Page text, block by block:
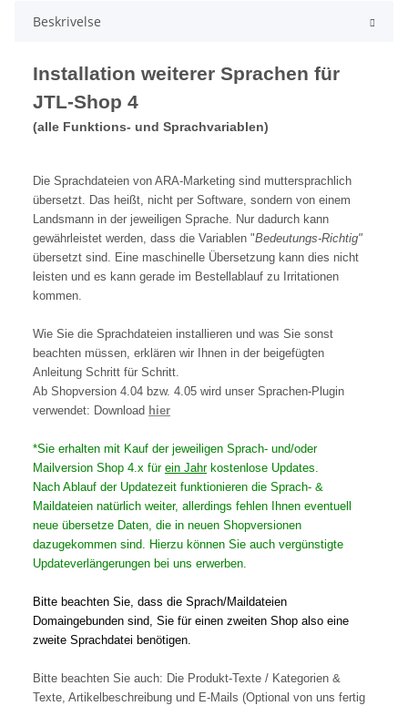
Beskrivelse
Installation weiterer Sprachen für
JTL-Shop 4
(alle Funktions- und Sprachvariablen)
Die Sprachdateien von ARA-Marketing sind muttersprachlich
übersetzt. Das heißt, nicht per Software, sondern von einem
Landsmann in der jeweiligen Sprache. Nur dadurch kann
gewährleistet werden, dass die Variablen "Bedeutungs-Richtig"
übersetzt sind. Eine maschinelle Übersetzung kann dies nicht
leisten und es kann gerade im Bestellablauf zu Irritationen
kommen.
Wie Sie die Sprachdateien installieren und was Sie sonst
beachten müssen, erklären wir Ihnen in der beigefügten
Anleitung Schritt für Schritt.
Ab Shopversion 4.04 bzw. 4.05 wird unser Sprachen-Plugin
verwendet: Download hier
*Sie erhalten mit Kauf der jeweiligen Sprach- und/oder
Mailversion Shop 4.x für ein Jahrkostenlose Updates.
Nach Ablauf der Updatezeit funktionieren die Sprach- &
Maildateien natürlich weiter, allerdings fehlen Ihnen eventuell
neue übersetze Daten, die in neuen Shopversionen
dazugekommen sind. Hierzu können Sie auch vergünstigte
Updateverlängerungen bei uns erwerben.
Bitte beachten Sie, dass die Sprach/Maildateien
Domaingebunden sind, Sie für einen zweiten Shop also eine
zweite Sprachdatei benötigen.
Bitte beachten Sie auch: Die Produkt-Texte / Kategorien &
Texte, Artikelbeschreibung und E-Mails (Optional von uns fertig